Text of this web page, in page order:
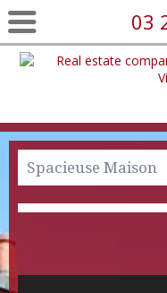
03
Spacieuse Maison